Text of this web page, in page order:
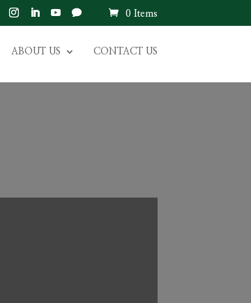
0 Items
ABOUT US CONTACT US